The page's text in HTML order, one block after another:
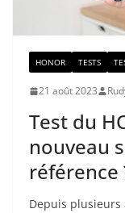
HONOR TESTS
21 août 2023
Test du
nouveau
référence
Depuis plusieurs